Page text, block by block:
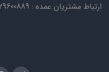
ارتباط مشتریان عمده : 09029600889